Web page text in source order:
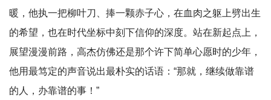
暖，他执一把柳叶刀、捧一颗赤子心，在血肉之躯上劈出生
的希望，也在时代坐标中刻下信仰的深度。站在新起点上，
展望漫漫前路，高杰仿佛还是那个许下简单心愿时的少年，
他用最笃定的声音说出最朴实的话语：“那就，继续做靠谱
的人，办靠谱的事！”